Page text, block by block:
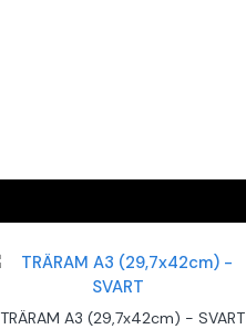
TRÄRAM A3 (29,7x42cm) - SVART